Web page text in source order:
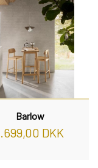
Barlow
DKK